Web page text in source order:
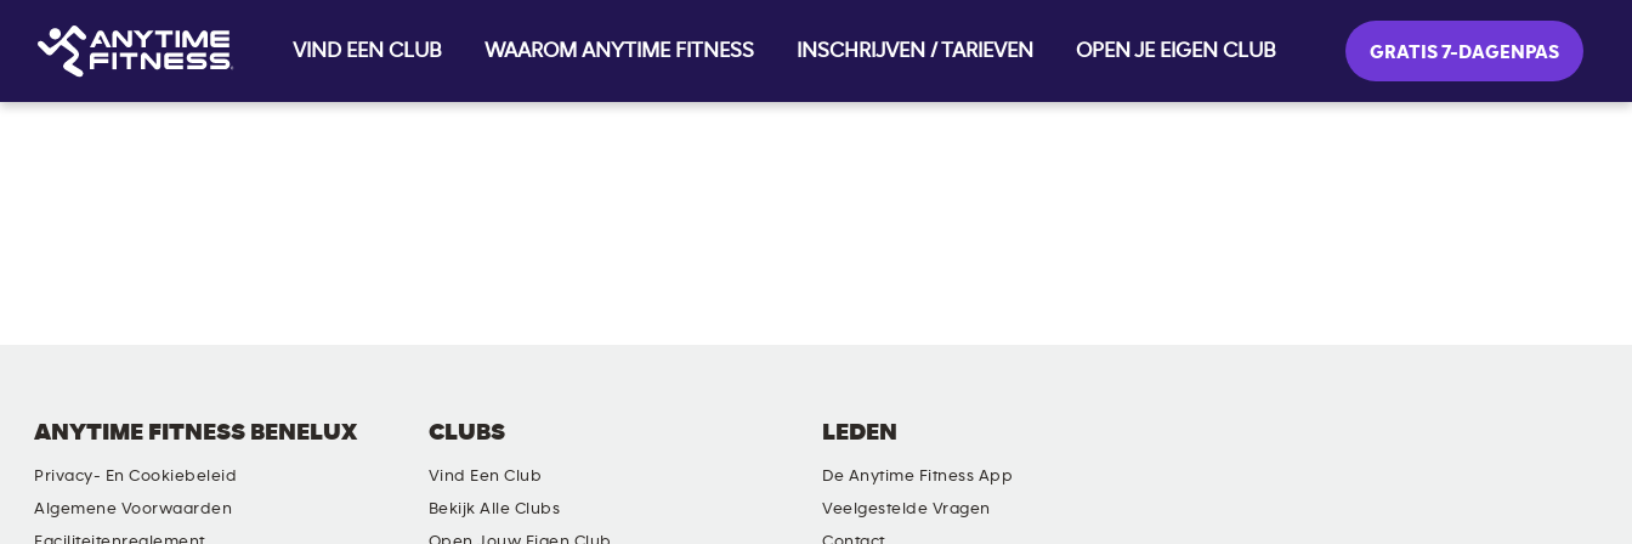
VIND EEN CLUB WAAROM ANYTIME FITNESS INSCHRIJVEN / TARIEVEN OPEN JE EIGEN CLUB GRATIS 7-DAGENPAS
ANYTIME FITNESS BENELUX
Privacy- En Cookiebeleid
Algemene Voorwaarden
CLUBS
Vind Een Club
Bekijk Alle Clubs
LEDEN
De Anytime Fitness App
Veelgestelde Vragen